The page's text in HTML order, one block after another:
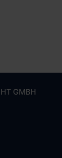
GMBH